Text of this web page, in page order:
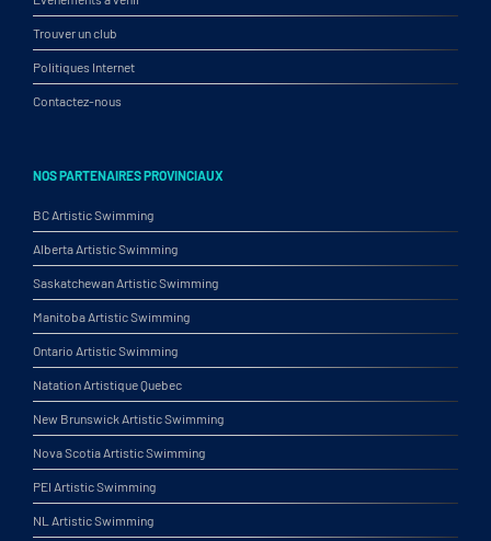
Trouver un club
Politiques Internet
Contactez-nous
NOS PARTENAIRES PROVINCIAUX
BC Artistic Swimming
Alberta Artistic Swimming
Saskatchewan Artistic Swimming
Manitoba Artistic Swimming
Ontario Artistic Swimming
Natation Artistique Quebec
New Brunswick Artistic Swimming
Nova Scotia Artistic Swimming
PEI Artistic Swimming
NL Artistic Swimming